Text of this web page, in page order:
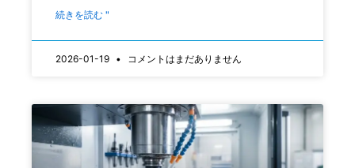
続きを読む "
2026-01-19 コメントはまだありません